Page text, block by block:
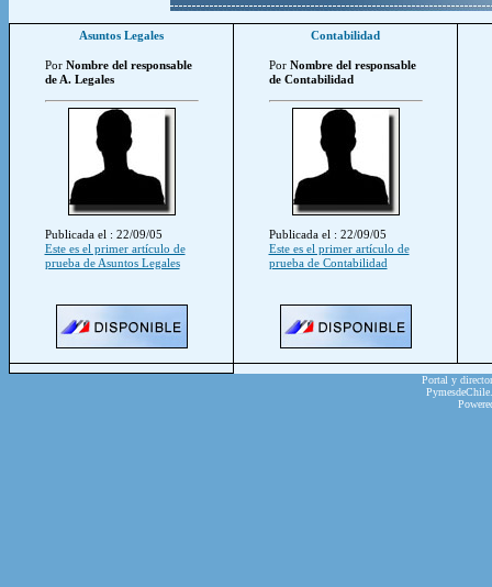
Asuntos Legales
Por Nombre del responsable
de A. Legales
Publicada el : 22/09/05
Este es el primer artículo de
prueba de Asuntos Legales
Contabilidad
Por Nombre del responsable
de Contabilidad
Publicada el : 22/09/05
Este es el primer artículo de
prueba de Contabilidad
Portal y